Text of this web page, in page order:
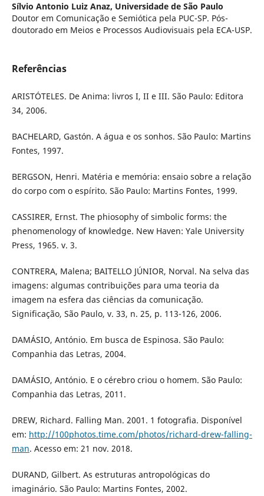
Sílvio Antonio Luiz Anaz, Universidade de São Paulo
Doutor em Comunicação e Semiótica pela PUC-SP. Pós-
doutorado em Meios e Processos Audiovisuais pela ECA-USP.
Referências
ARISTÓTELES. De Anima: livros I, II e III. São Paulo: Editora
34, 2006.
BACHELARD, Gastón. A água e os sonhos. São Paulo: Martins
Fontes, 1997.
BERGSON, Henri. Matéria e memória: ensaio sobre a relação
do corpo com o espírito. São Paulo: Martins Fontes, 1999.
CASSIRER, Ernst. The phiosophy of simbolic forms: the
phenomenology of knowledge. New Haven: Yale University
Press, 1965. v. 3.
CONTRERA, Malena; BAITELLO JÚNIOR, Norval. Na selva das
imagens: algumas contribuições para uma teoria da
imagem na esfera das ciências da comunicação.
Significação, São Paulo, v. 33, n. 25, p. 113-126, 2006.
DAMÁSIO, António. Em busca de Espinosa. São Paulo:
Companhia das Letras, 2004.
DAMÁSIO, António. E o cérebro criou o homem. São Paulo:
Companhia das Letras, 2011.
DREW, Richard. Falling Man. 2001. 1 fotografia. Disponível
em: http://100photos.time.com/photos/richard-drew-falling-
man. Acesso em: 21 nov. 2018.
DURAND, Gilbert. As estruturas antropológicas do
imaginário. São Paulo: Martins Fontes, 2002.